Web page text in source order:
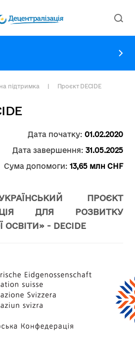
підтримка Проєкт DECIDE
Дата початку: 01.02.2020
Дата завершення: 31.05.2025
Сума допомоги: 13,65 млн CHF
УКРАЇНСЬКИЙ ПРОЄКТ
ДЛЯ РОЗВИТКУ
- DECIDE